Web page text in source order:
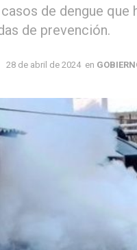
de dengue
de prevención.
28 de abril de 2024 en